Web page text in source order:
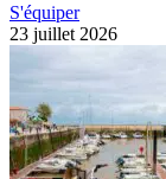
S'équiper
23 juillet 2026